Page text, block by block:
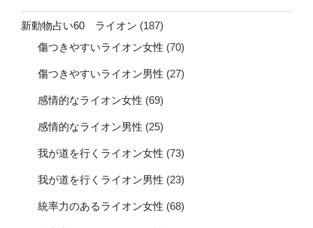
新動物占い60 ライオン (187)
傷つきやすいライオン女性 (70)
傷つきやすいライオン男性 (27)
感情的なライオン女性 (69)
感情的なライオン男性 (25)
我が道を行くライオン女性 (73)
我が道を行くライオン男性 (23)
統率力のあるライオン女性 (68)